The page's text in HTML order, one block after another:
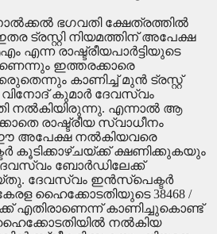
ഭഗവതി ക്ഷേത്രത്തിൽ
ട്രസ്റ്റി നിയമത്തിന് അപേക്ഷ
രാഷ്ട്രീയപാർട്ടിയുടെ
ഇത്തരക്കാരെ
കാണിച്ച് മുൻ ട്രസ്റ്റ്
കുമാർ ദേവസ്വം
നൽകിയിരുന്നു. എന്നാൽ ആ
രാഷ്ട്രീയ സ്വാധീനം
അപേക്ഷ നൽകിയവരെ
കൂടിക്കാഴ്ചയ്ക്ക് ക്ഷണിക്കുകയും
ദേവസ്വം ബോർഡിലേക്ക്
ദേവസ്വം ഇൻസ്പെക്ടർ
ഹൈക്കോടതിയുടെ 38468 /
എതിരാണെന്ന് കാണിച്ചുകൊണ്ട്
ഹൈക്കോടതിയിൽ നൽകിയ